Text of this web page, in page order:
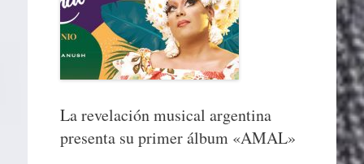
La revelación musical argentina
presenta su primer álbum «AMAL»